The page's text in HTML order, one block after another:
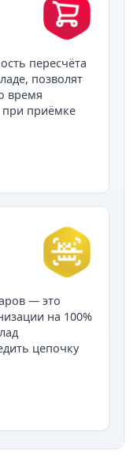
пересчёта
позволят
время
при приёмке
— это
на 100%
цепочку